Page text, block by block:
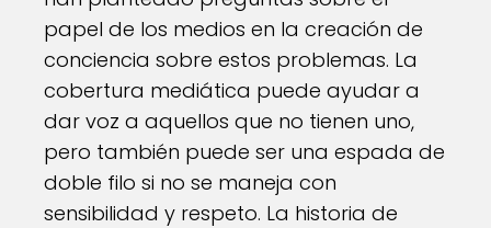
papel de los medios en la creación de
conciencia sobre estos problemas. La
cobertura mediática puede ayudar a
dar voz a aquellos que no tienen uno,
pero también puede ser una espada de
doble filo si no se maneja con
sensibilidad y respeto. La historia de